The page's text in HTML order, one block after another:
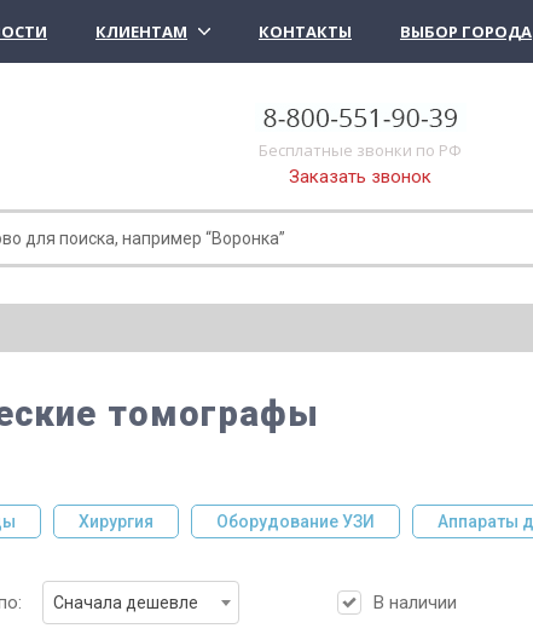
КЛИЕНТАМ КОНТАКТЫ ВЫБОР ГОРОДА
Бесплатные звонки по РФ
Заказать звонок
томографы
Оборудование УЗИ Аппараты для терапии
Сначала дешевле В наличии